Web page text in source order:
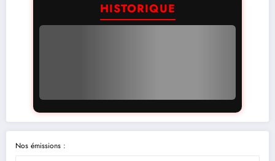
HISTORIQUE
Nos émissions :